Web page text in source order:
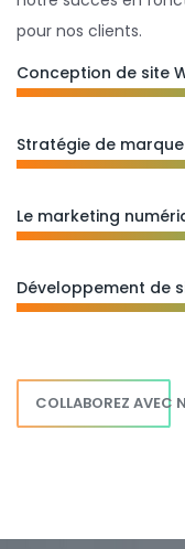
pour nos clients.
Conception de site
Stratégie de marque
Le marketing
Développement de
COLLABOREZ AVEC